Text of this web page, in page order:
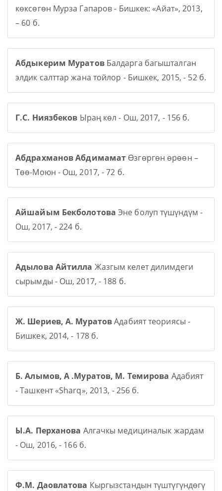
көксөгөн Мурза Гапаров - Бишкек: «Айат», 2013,
– 60 б.
Абдыкерим МуратовБалдарга багышталган
элдик салттар жана тойлор - Бишкек, 2015, - 52 б.
Г.С. Ниязбеков Ыраң көл - Ош, 2017, - 156 б.
Абдрахманов Абдимамат Өзгөргөн өрөөн –
Төө-Моюн - Ош, 2017, - 72 б.
Айшайым Бекболотова Эне болуп түшүндүм -
Ош, 2017, - 224 б.
Адылова Айтилла Жазгым келет дилимдеги
сырымды - Ош, 2017, - 188 б.
Ж. Шериев, А. МуратовАдабият теориясы -
Бишкек, 2014, - 178 б.
Б. Алымов, А .Муратов, М. Темирова Адабият
- Ташкент «Sharq», 2013, - 256 б.
Ы.А. Перханова Алгачкы медициналык жардам
- Ош, 2016, - 166 б.
Ф.М. Даовлатова Кыргызстандын түштүгүндөгү